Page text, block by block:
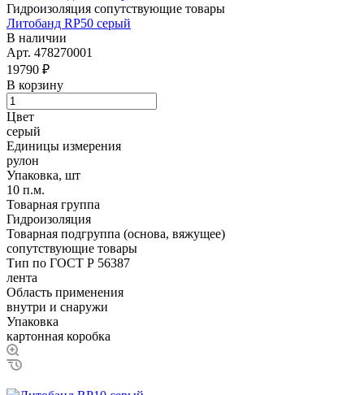
Гидроизоляция сопутствующие товары
Литобанд RP50 серый
В наличии
Арт. 478270001
19790 ₽
В корзину
Цвет
серый
Единицы измерения
рулон
Упаковка, шт
10 п.м.
Товарная группа
Гидроизоляция
Товарная подгруппа (основа, вяжущее)
сопутствующие товары
Тип по ГОСТ Р 56387
лента
Область применения
внутри и снаружи
Упаковка
картонная коробка